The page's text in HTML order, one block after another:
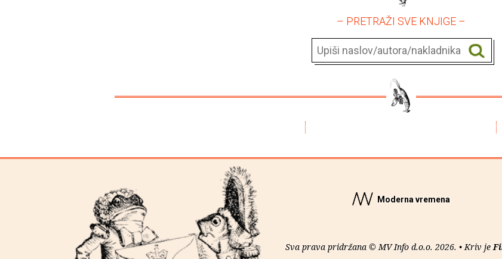
– PRETRAŽI SVE KNJIGE –
Moderna vremena
Sva prava pridržana © MV Info d.o.o. 2026. • Kriv je